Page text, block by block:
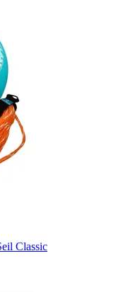
Classic